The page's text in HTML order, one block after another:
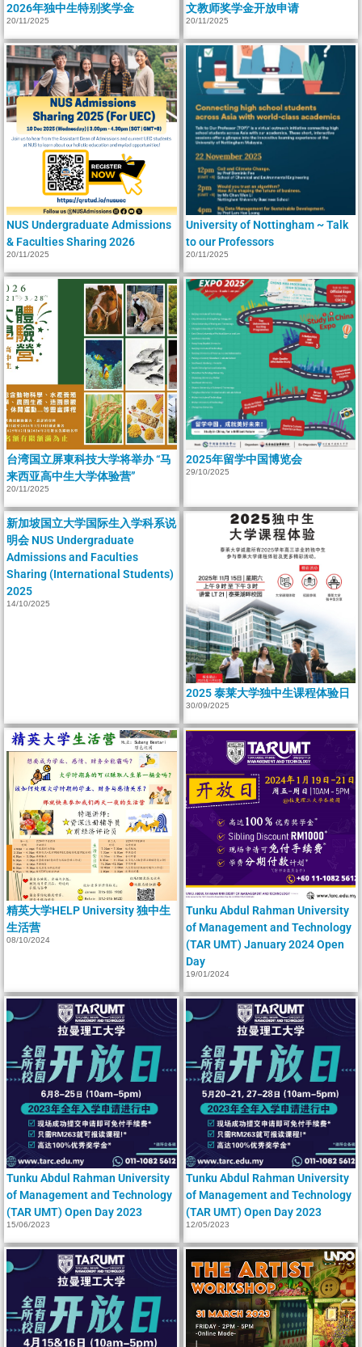
2026年独中生特别奖学金
20/11/2025
文教师奖学金开放申请
20/11/2025
NUS Undergraduate Admissions
& Faculties Sharing 2026
20/11/2025
University of Nottingham ~ Talk
to our Professors
20/11/2025
台湾国立屏東科技大学将举办 “马
来西亚高中生大学体验营”
20/11/2025
2025年留学中国博览会
29/10/2025
新加坡国立大学国际生入学科系说
明会 NUS Undergraduate
Admissions and Faculties
Sharing (International Students)
2025
14/10/2025
2025 泰莱大学独中生课程体验日
30/09/2025
精英大学HELP University 独中生
生活营
08/10/2024
Tunku Abdul Rahman University
of Management and Technology
(TAR UMT) January 2024 Open
Day
19/01/2024
Tunku Abdul Rahman University
of Management and Technology
(TAR UMT) Open Day 2023
15/06/2023
Tunku Abdul Rahman University
of Management and Technology
(TAR UMT) Open Day 2023
12/05/2023